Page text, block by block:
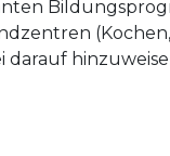
(Kochen,